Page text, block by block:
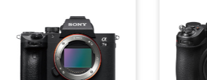
Compatibilité de la baïonnette: Sony
Couleur: Noir
MARQUE: SIGMA